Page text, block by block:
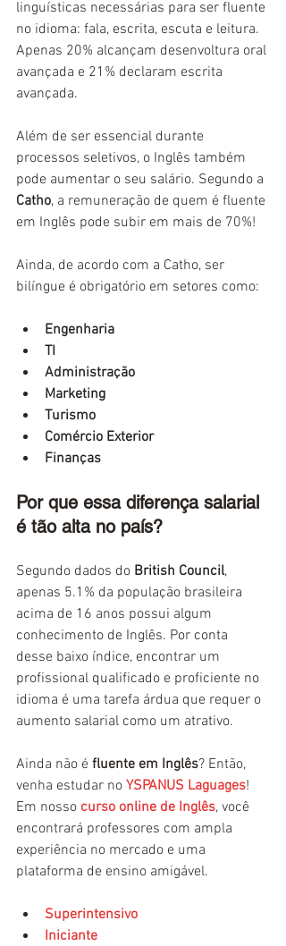
linguísticas necessárias para ser fluente
no idioma: fala, escrita, escuta e leitura.
Apenas 20% alcançam desenvoltura oral
avançada e 21% declaram escrita
avançada.
Além de ser essencial durante
processos seletivos, o Inglês também
pode aumentar o seu salário. Segundo a
Catho, a remuneração de quem é fluente
em Inglês pode subir em mais de 70%!
Ainda, de acordo com a Catho, ser
bilíngue é obrigatório em setores como:
Engenharia
TI
Administração
Marketing
Turismo
Comércio Exterior
Finanças
Por que essa diferença salarial
é tão alta no país?
Segundo dados do British Council,
apenas 5.1% da população brasileira
acima de 16 anos possui algum
conhecimento de Inglês. Por conta
desse baixo índice, encontrar um
profissional qualificado e proficiente no
idioma é uma tarefa árdua que requer o
aumento salarial como um atrativo.
Ainda não é fluente em Inglês? Então,
venha estudar no YSPANUS Laguages!
Em nosso curso online de Inglês, você
encontrará professores com ampla
experiência no mercado e uma
plataforma de ensino amigável.
Superintensivo
Iniciante